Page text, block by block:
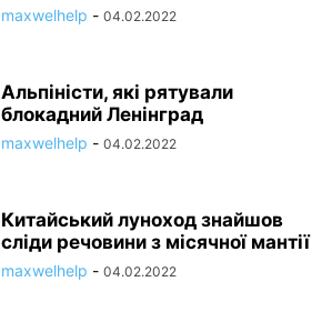
maxwelhelp - 04.02.2022
Альпіністи, які рятували
блокадний Ленінград
maxwelhelp - 04.02.2022
Китайський луноход знайшов
сліди речовини з місячної мантії
maxwelhelp - 04.02.2022